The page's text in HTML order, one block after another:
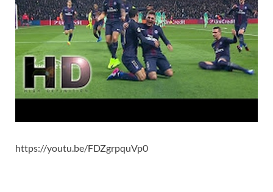
https://youtu.be/FDZgrpquVp0